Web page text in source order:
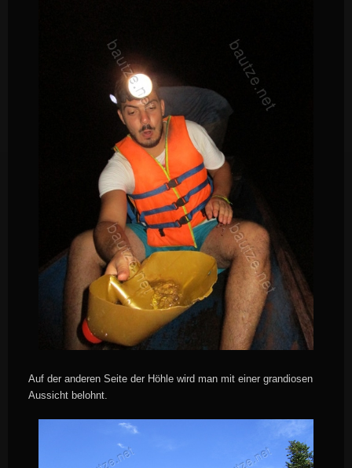
Auf der anderen Seite der Höhle wird man mit einer grandiosen
Aussicht belohnt.